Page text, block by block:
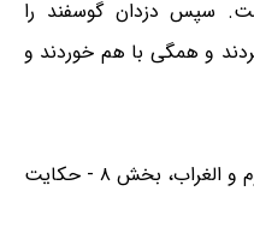
سپس دزدان گوسفند را
و همگی با هم خوردند و
برگرفته از کتاب کلیله و دمنه، باب البوم و الغراب، بخش ۸ - حکایت